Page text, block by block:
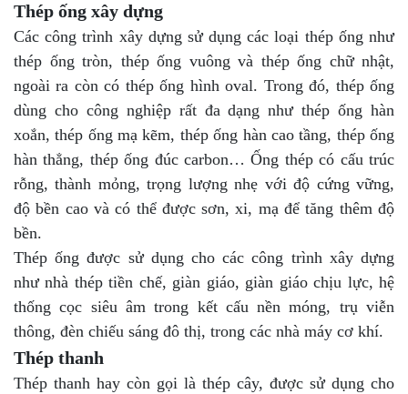
Thép ống xây dựng
Các công trình xây dựng sử dụng các loại thép ống như
thép ống tròn, thép ống vuông và thép ống chữ nhật,
ngoài ra còn có thép ống hình oval. Trong đó, thép ống
dùng cho công nghiệp rất đa dạng như thép ống hàn
xoắn, thép ống mạ kẽm, thép ống hàn cao tầng, thép ống
hàn thẳng, thép ống đúc carbon… Ống thép có cấu trúc
rỗng, thành mỏng, trọng lượng nhẹ với độ cứng vững,
độ bền cao và có thể được sơn, xi, mạ để tăng thêm độ
bền.
Thép ống được sử dụng cho các công trình xây dựng
như nhà thép tiền chế, giàn giáo, giàn giáo chịu lực, hệ
thống cọc siêu âm trong kết cấu nền móng, trụ viễn
thông, đèn chiếu sáng đô thị, trong các nhà máy cơ khí.
Thép thanh
Thép thanh hay còn gọi là thép cây, được sử dụng cho